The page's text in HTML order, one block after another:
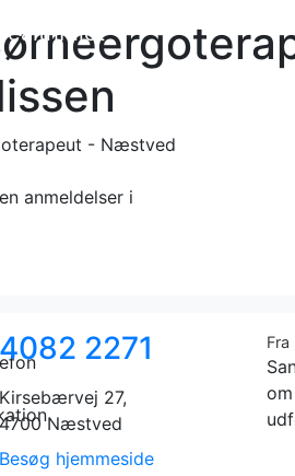
- Næstved
anmeldelser i
4082 2271
Kirsebærvej 27,
4700 Næstved
Besøg hjemmeside